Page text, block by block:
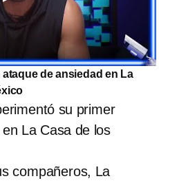
de ansiedad en La
su primer
en La Casa de los
compañeros, La